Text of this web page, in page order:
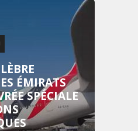
ÉMIRATS
SPÉCIALE